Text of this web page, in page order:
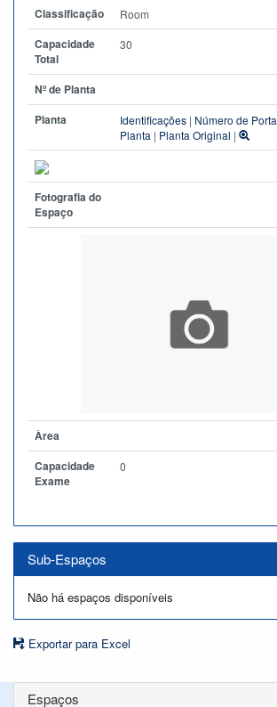
Classificação Room
Capacidade
Total
30
Nº de Planta
Planta
Identificações | Número de Porta
Planta | Planta Original |
Fotografia do
Espaço
Àrea
Capacidade
Exame
0
Sub-Espaços
Não há espaços disponíveis
Exportar para Excel
Espaços